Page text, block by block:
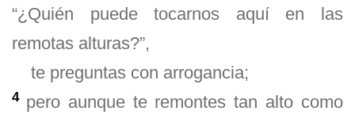
“¿Quién puede tocarnos aquí en las
remotas alturas?”,
te preguntas con arrogancia;
4 pero aunque te remontes tan alto como